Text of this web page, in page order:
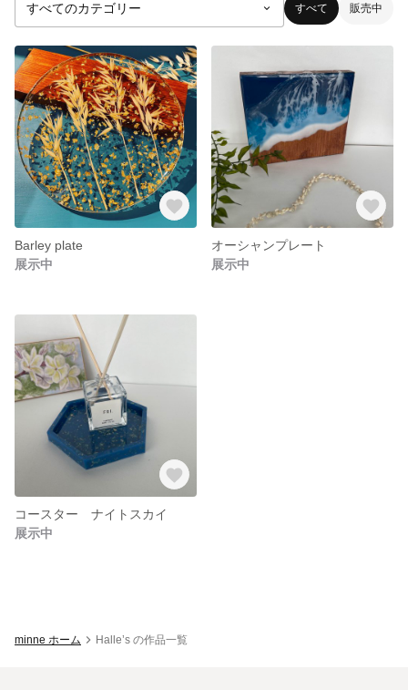
すべて 販売中
Barley plate
展示中
オーシャンプレート
展示中
コースター ナイトスカイ
展示中
minne ホーム Halle’s の作品一覧